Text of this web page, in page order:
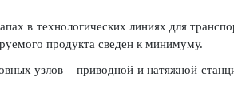
в технологических линиях для
продукта сведен к минимуму.
узлов – приводной и натяжной